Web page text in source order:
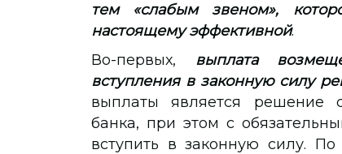
тем «слабым звеном»,
настоящему эффективной.
Во-первых, выплата
вступления в законную силу
выплаты является решение
банка, при этом с
вступить в законную силу.